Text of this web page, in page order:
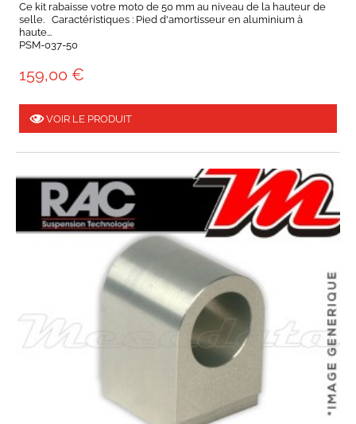
Ce kit rabaisse votre moto de 50 mm au niveau de la hauteur de
selle. Caractéristiques : Pied d'amortisseur en aluminium à
haute...
PSM-037-50
159,00 €
VOIR LE PRODUIT